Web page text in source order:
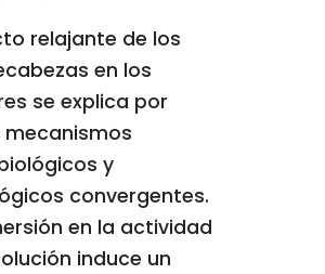
relajante de los
en los
se explica por
mecanismos
y
convergentes.
en la actividad
induce un